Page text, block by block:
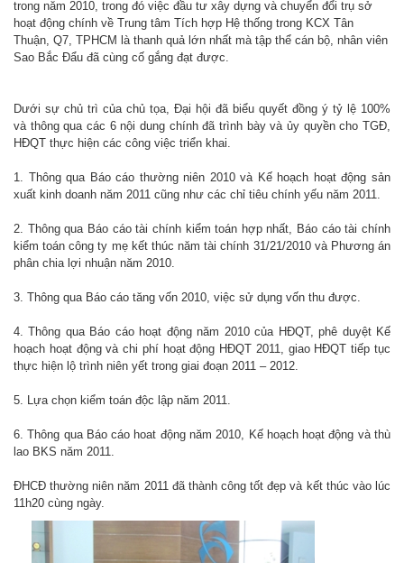
trong năm 2010, trong đó việc đầu tư xây dựng và chuyển đổi trụ sở
hoạt động chính về Trung tâm Tích hợp Hệ thống trong KCX Tân
Thuận, Q7, TPHCM là thanh quả lớn nhất mà tập thể cán bộ, nhân viên
Sao Bắc Đẩu đã cùng cố gắng đạt được.
Dưới sự chủ trì của chủ tọa, Đại hội đã biểu quyết đồng ý tỷ lệ 100%
và thông qua các 6 nội dung chính đã trình bày và ủy quyền cho TGĐ,
HĐQT thực hiện các công việc triển khai.
1. Thông qua Báo cáo thường niên 2010 và Kế hoạch hoạt động sản
xuất kinh doanh năm 2011 cũng như các chỉ tiêu chính yếu năm 2011.
2. Thông qua Báo cáo tài chính kiểm toán hợp nhất, Báo cáo tài chính
kiểm toán công ty mẹ kết thúc năm tài chính 31/21/2010 và Phương án
phân chia lợi nhuận năm 2010.
3. Thông qua Báo cáo tăng vốn 2010, việc sử dụng vốn thu được.
4. Thông qua Báo cáo hoạt động năm 2010 của HĐQT, phê duyệt Kế
hoạch hoạt động và chi phí hoạt động HĐQT 2011, giao HĐQT tiếp tục
thực hiện lộ trình niên yết trong giai đoạn 2011 – 2012.
5. Lựa chọn kiểm toán độc lập năm 2011.
6. Thông qua Báo cáo hoat động năm 2010, Kế hoạch hoạt động và thù
lao BKS năm 2011.
ĐHCĐ thường niên năm 2011 đã thành công tốt đẹp và kết thúc vào lúc
11h20 cùng ngày.